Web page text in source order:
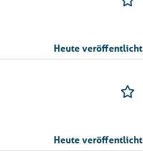
Heute veröffentlicht
Heute veröffentlicht